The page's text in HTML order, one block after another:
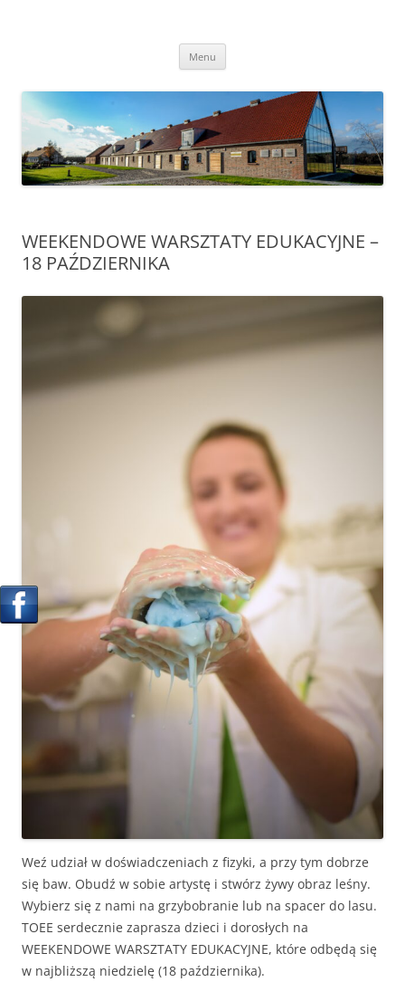
Ekologicznej w Zalesiu
Menu
WEEKENDOWE WARSZTATY EDUKACYJNE –
18 PAŹDZIERNIKA
Weź udział w doświadczeniach z fizyki, a przy tym dobrze
się baw. Obudź w sobie artystę i stwórz żywy obraz leśny.
Wybierz się z nami na grzybobranie lub na spacer do lasu.
TOEE serdecznie zaprasza dzieci i dorosłych na
WEEKENDOWE WARSZTATY EDUKACYJNE, które odbędą się
w najbliższą niedzielę (18 października).